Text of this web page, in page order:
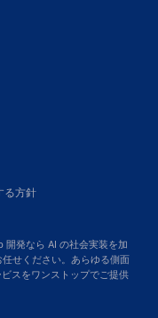
る方針
開発なら AI の社会実装を加
せください。あらゆる側面
スをワンストップでご提供